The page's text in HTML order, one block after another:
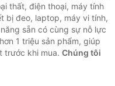
thất, điện thoại, máy tính
bị đeo, laptop, máy vi tính,
sẵn có cùng sự nỗ lực
1 triệu sản phẩm, giúp
trước khi mua. Chúng tôi